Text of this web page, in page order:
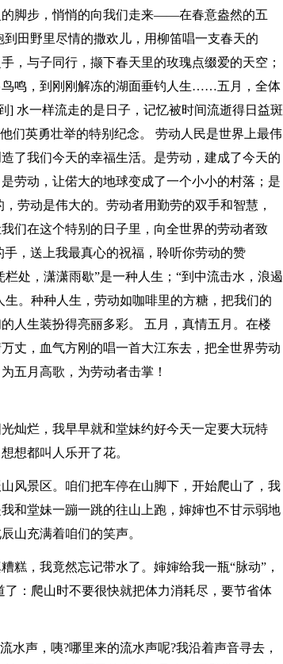
脚步，悄悄的向我们走来——在春意盎然的五
田野里尽情的撒欢儿，用柳笛唱一支春天的
，与子同行，撷下春天里的玫瑰点缀爱的天空；
鸣，到刚刚解冻的湖面垂钓人生……五月，全体
水一样流走的是日子，记忆被时间流逝得日益斑
们英勇壮举的特别纪念。 劳动人民是世界上最伟
了我们今天的幸福生活。是劳动，建成了今天的
劳动，让偌大的地球变成了一个小小的村落；是
劳动是伟大的。劳动者用勤劳的双手和智慧，
们在这个特别的日子里，向全世界的劳动者致
，送上我最真心的祝福，聆听你劳动的赞
处，潇潇雨歇”是一种人生；“到中流击水，浪遏
。种种人生，劳动如咖啡里的方糖，把我们的
人生装扮得亮丽多彩。 五月，真情五月。在楼
丈，血气方刚的唱一首大江东去，把全世界劳动
五月高歌，为劳动者击掌！
灿烂，我早早就和堂妹约好今天一定要大玩特
想都叫人乐开了花。
风景区。咱们把车停在山脚下，开始爬山了，我
和堂妹一蹦一跳的往山上跑，婶婶也不甘示弱地
山充满着咱们的笑声。
糕，我竟然忘记带水了。婶婶给我一瓶“脉动”，
：爬山时不要很快就把体力消耗尽，要节省体
水声，咦?哪里来的流水声呢?我沿着声音寻去，